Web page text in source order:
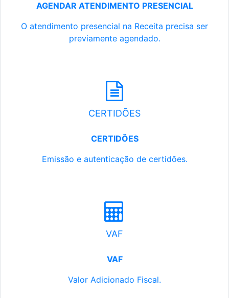
AGENDAR ATENDIMENTO PRESENCIAL
O atendimento presencial na Receita precisa ser
previamente agendado.
CERTIDÕES
CERTIDÕES
Emissão e autenticação de certidões.
VAF
VAF
Valor Adicionado Fiscal.